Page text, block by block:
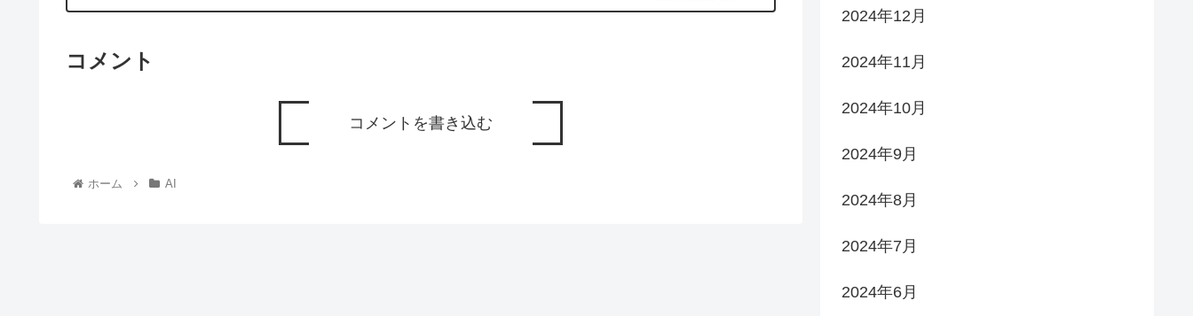
コメント
コメントを書き込む
ホーム AI
2024年12月
2024年11月
2024年10月
2024年9月
2024年8月
2024年7月
2024年6月